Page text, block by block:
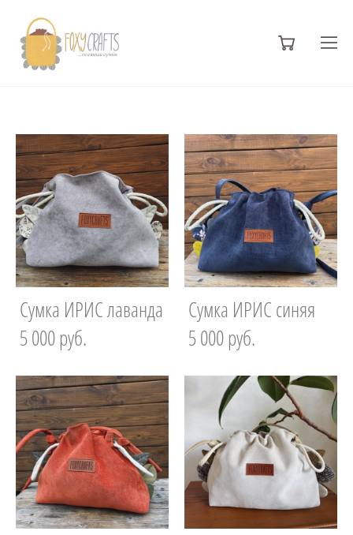
Сумка ИРИС лаванда
5 000 pуб.
Сумка ИРИС синяя
5 000 pуб.